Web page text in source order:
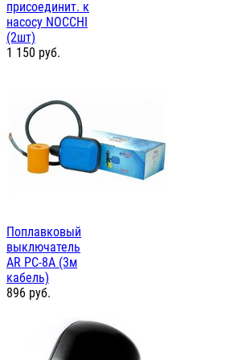
присоединит. к
насосу NOCCHI
(2шт)
1 150 руб.
Поплавковый
выключатель
AR PC-8A (3м
кабель)
896 руб.